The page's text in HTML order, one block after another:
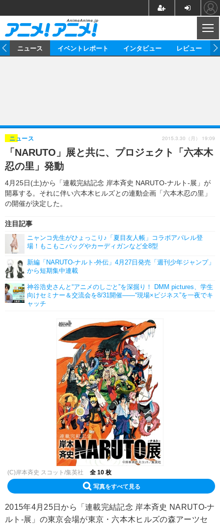
ゲーム グッズ
イベント
海外イベント ビジネス
俳優・タレント アーティスト
ビジネス
アニメ 実写
書評
ゲーム 座談会
動画
アニメ！アニメ！TV ABEMA Cafe
ニュース イベントレポート インタビュー レビュー
「NARUTO」展と共に、プロジェクト「六本木
忍の里」発動
4月25日(土)から「連載完結記念 岸本斉史 NARUTO-ナルト-展」が
開幕する。それに伴い六本木ヒルズとの連動企画「六本木忍の里」
の開催が決定した。
ニュース
注目記事
ニャンコ先生がひょっこり♪「夏目友人帳」コラボアパレル登
場！もこもこバッグやカーディガンなど全8型
新編「NARUTO-ナルト-外伝」4月27日発売「週刊少年ジャンプ」
から短期集中連載
神谷浩史さんと“アニメのしごと”を深掘り！ DMM pictures、学生
向けセミナー＆交流会を8/31開催――“現場×ビジネス”を一夜でキ
ャッチ
2015.3.30（月） 19:09
(C)岸本斉史 スコット/集英社 全 10 枚
写真をすべて見る
2015年4月25日から「連載完結記念 岸本斉史 NARUTO-ナ
ルト-展」の東京会場が東京・六本木ヒルズの森アーツセ